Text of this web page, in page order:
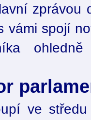
zprávou
vámi spojí
ve